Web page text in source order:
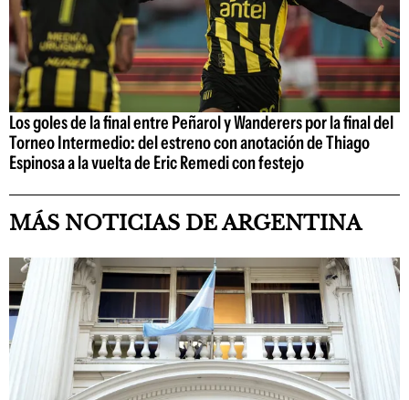
Los goles de la final entre Peñarol y Wanderers por la final del
Torneo Intermedio: del estreno con anotación de Thiago
Espinosa a la vuelta de Eric Remedi con festejo
MÁS NOTICIAS DE ARGENTINA